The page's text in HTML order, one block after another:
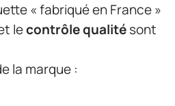
« fabriqué en France »
lecontrôle qualitésont
la marque :